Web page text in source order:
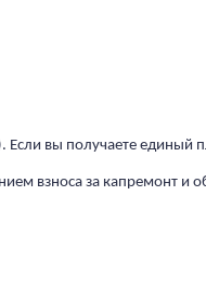
Если вы получаете единый
взноса за капремонт и